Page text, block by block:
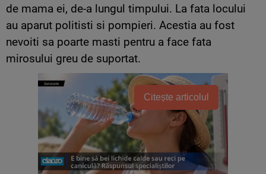
de mama ei, de-a lungul timpului. La fata locului
au aparut politisti si pompieri. Acestia au fost
nevoiti sa poarte masti pentru a face fata
mirosului greu de suportat.
Citește articolul